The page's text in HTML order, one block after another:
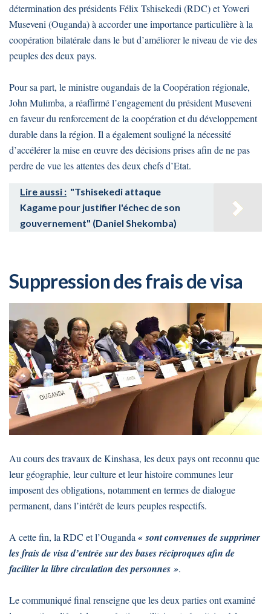
détermination des présidents Félix Tshisekedi (RDC) et Yoweri
Museveni (Ouganda) à accorder une importance particulière à la
coopération bilatérale dans le but d’améliorer le niveau de vie des
peuples des deux pays.
Pour sa part, le ministre ougandais de la Coopération régionale,
John Mulimba, a réaffirmé l’engagement du président Museveni
en faveur du renforcement de la coopération et du développement
durable dans la région. Il a également souligné la nécessité
d’accélérer la mise en œuvre des décisions prises afin de ne pas
perdre de vue les attentes des deux chefs d’Etat.
Lire aussi : "Tshisekedi attaque
Kagame pour justifier l'échec de son
gouvernement" (Daniel Shekomba)
Suppression des frais de visa
Au cours des travaux de Kinshasa, les deux pays ont reconnu que
leur géographie, leur culture et leur histoire communes leur
imposent des obligations, notamment en termes de dialogue
permanent, dans l’intérêt de leurs peuples respectifs.
A cette fin, la RDC et l’Ouganda « sont convenues de supprimer
les frais de visa d’entrée sur des bases réciproques afin de
faciliter la libre circulation des personnes ».
Le communiqué final renseigne que les deux parties ont examiné